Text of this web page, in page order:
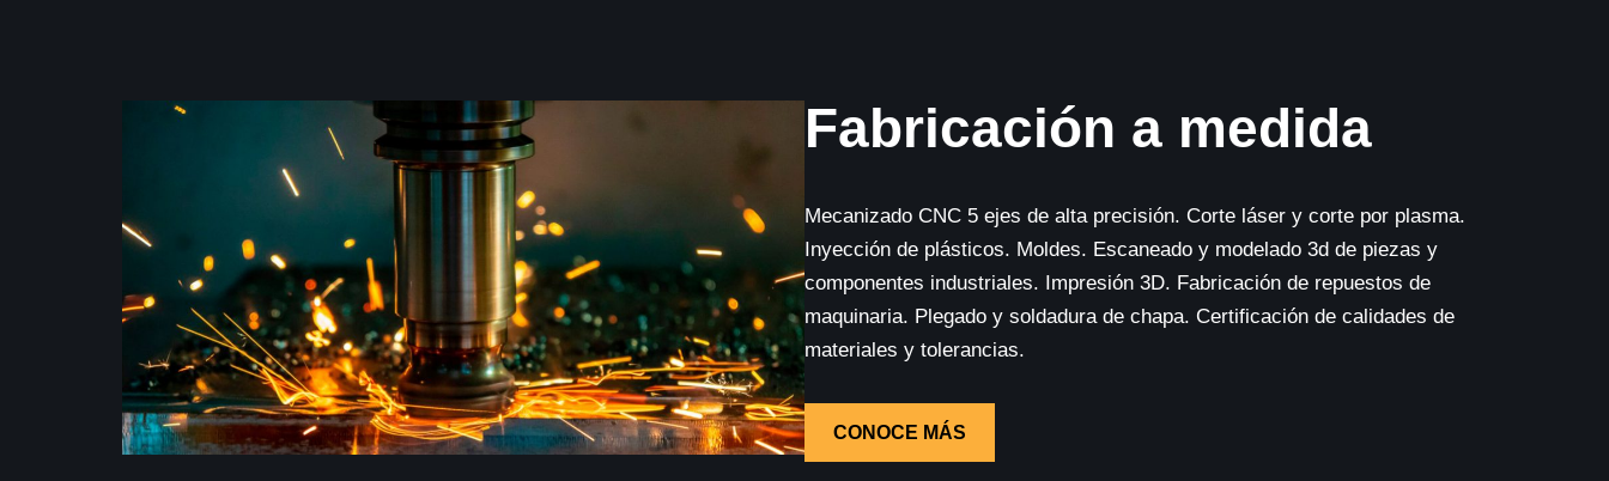
Fabricación a medida
Mecanizado CNC 5 ejes de alta precisión. Corte láser y corte por plasma.
Inyección de plásticos. Moldes. Escaneado y modelado 3d de piezas y
componentes industriales. Impresión 3D. Fabricación de repuestos de
maquinaria. Plegado y soldadura de chapa. Certificación de calidades de
materiales y tolerancias.
CONOCE MÁS